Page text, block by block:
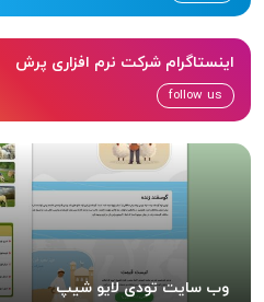
اینستاگرام شرکت نرم افزاری پرش
follow us
وب سایت تودی لایو شیپ